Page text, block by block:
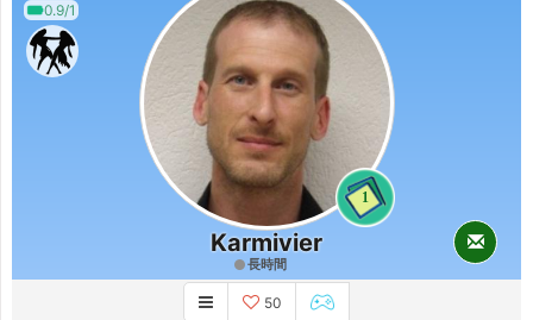
0.9/1
1
Karmivier
長時間
50